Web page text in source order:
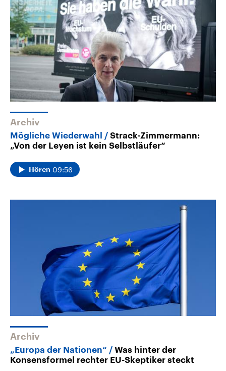
Archiv
Mögliche Wiederwahl
Strack-Zimmermann:
„Von der Leyen ist kein Selbstläufer“
Hören 09:56
Archiv
„Europa der Nationen“
Was hinter der
Konsensformel rechter EU-Skeptiker steckt